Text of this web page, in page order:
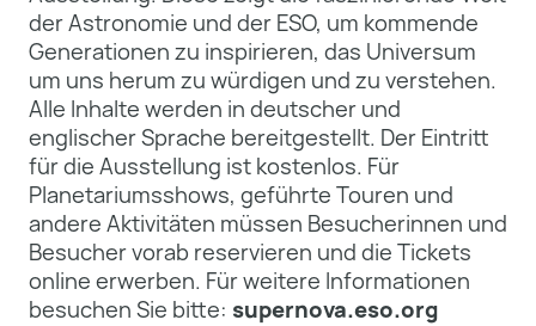
der Astronomie und der ESO, um kommende
Generationen zu inspirieren, das Universum
um uns herum zu würdigen und zu verstehen.
Alle Inhalte werden in deutscher und
englischer Sprache bereitgestellt. Der Eintritt
für die Ausstellung ist kostenlos. Für
Planetariumsshows, geführte Touren und
andere Aktivitäten müssen Besucherinnen und
Besucher vorab reservieren und die Tickets
online erwerben. Für weitere Informationen
besuchen Sie bitte: supernova.eso.org